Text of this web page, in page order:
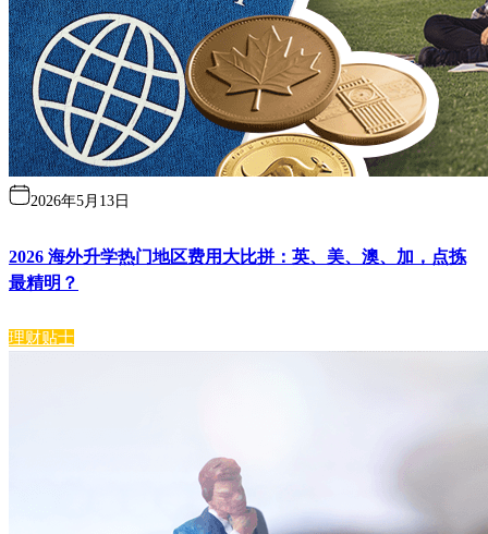
2026年5月13日
2026 海外升学热门地区费用大比拼：英、美、澳、加，点拣
最精明？
理财贴士